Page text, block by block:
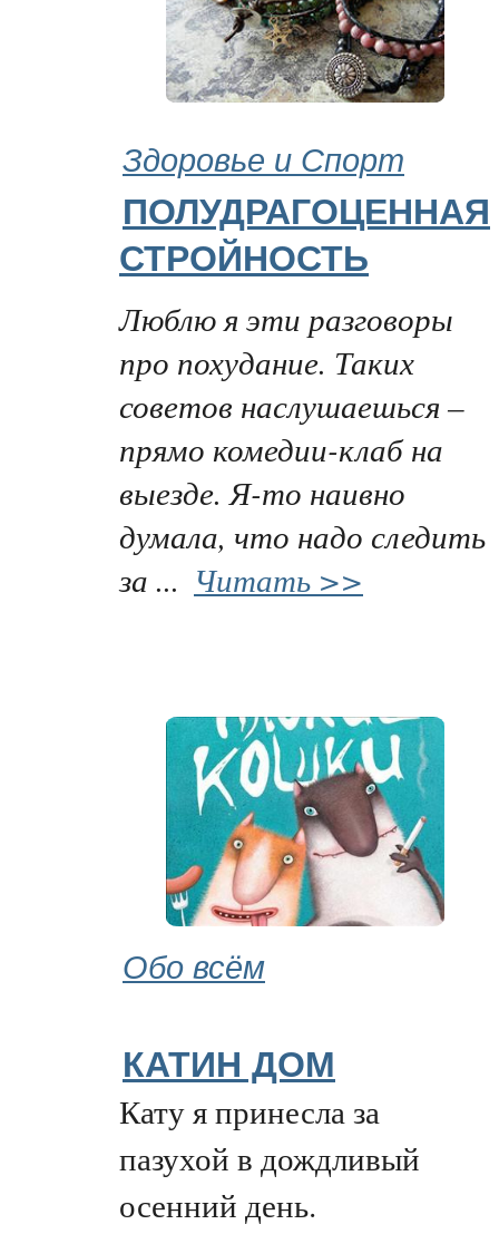
Здоровье и Спорт
ПОЛУДРАГОЦЕННАЯ
СТРОЙНОСТЬ
Люблю я эти разговоры
про похудание. Таких
советов наслушаешься –
прямо комедии-клаб на
выезде. Я-то наивно
думала, что надо следить
за ... Читать >>
Обо всём
КАТИН ДОМ
Кату я принесла за
пазухой в дождливый
осенний день.